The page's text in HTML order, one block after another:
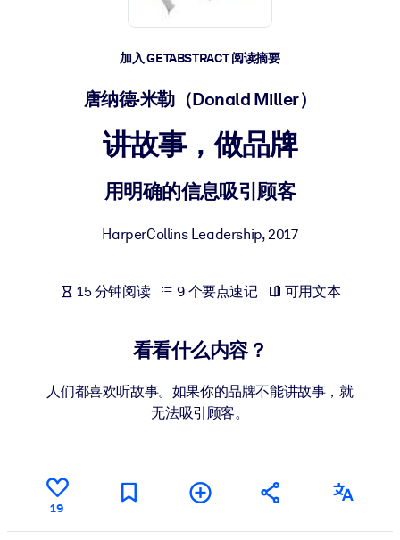
培养您的员工应对未来挑战所需的技能。
面向 LMS/LXP
将简短且经过验证的知识引入您的 LMS/LXP，以获得更强的学习效
面向企业图书馆
利用可靠、结构化的知识为您的人工智能系统提供动力，以改善输
加入 GETABSTRACT 阅读摘要
唐纳德·米勒（Donald Miller）
讲故事，做品牌
用明确的信息吸引顾客
HarperCollins Leadership,2017
15 分钟阅读 9 个要点速记 可用文本
看看什么内容？
人们都喜欢听故事。如果你的品牌不能讲故事，就
无法吸引顾客。
19